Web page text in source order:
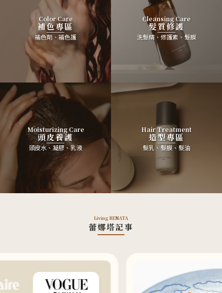
Color Care
補色專區
補色劑、補色護
Cleansing Care
髮質修護
洗髮精、修護素、髮膜
Moisturizing Care
頭皮養護
頭皮水、凝膠、乳液
Hair Treatment
造型專區
髮乳、髮膜、髮油
Living RENATA
蕾娜塔記事